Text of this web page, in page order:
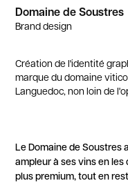
Domaine de Soustres
Brand design
Création de l'identité
marque du domaine
Languedoc, non loin de
Le Domaine de Soustres
ampleur à ses vins en
plus premium, tout en